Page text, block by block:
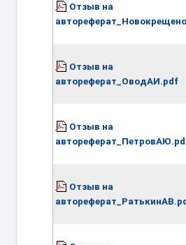
Отзыв на
Отзыв на
автореферат_ОводАИ.pdf
Отзыв на
Отзыв на